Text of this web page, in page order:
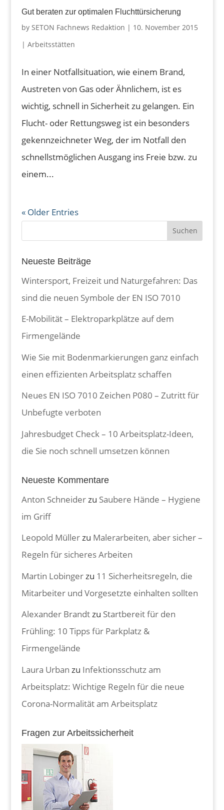
Gut beraten zur optimalen Fluchttürsicherung
by SETON Fachnews Redaktion | 10. November 2015
| Arbeitsstätten
In einer Notfallsituation, wie einem Brand,
Austreten von Gas oder Ähnlichem, ist es
wichtig, schnell in Sicherheit zu gelangen. Ein
Flucht- oder Rettungsweg ist ein besonders
gekennzeichneter Weg, der im Notfall den
schnellstmöglichen Ausgang ins Freie bzw. zu
einem...
« Older Entries
Neueste Beiträge
Wintersport, Freizeit und Naturgefahren: Das
sind die neuen Symbole der EN ISO 7010
E-Mobilität – Elektroparkplätze auf dem
Firmengelände
Wie Sie mit Bodenmarkierungen ganz einfach
einen effizienten Arbeitsplatz schaffen
Neues EN ISO 7010 Zeichen P080 – Zutritt für
Unbefugte verboten
Jahresbudget Check – 10 Arbeitsplatz-Ideen,
die Sie noch schnell umsetzen können
Neueste Kommentare
Anton Schneiderzu Saubere Hände – Hygiene
im Griff
Leopold Müllerzu Malerarbeiten, aber sicher –
Regeln für sicheres Arbeiten
Martin Lobingerzu 11 Sicherheitsregeln, die
Mitarbeiter und Vorgesetzte einhalten sollten
Alexander Brandtzu Startbereit für den
Frühling: 10 Tipps für Parkplatz &
Firmengelände
Laura Urban zu Infektionsschutz am
Arbeitsplatz: Wichtige Regeln für die neue
Corona-Normalität am Arbeitsplatz
Fragen zur Arbeitssicherheit